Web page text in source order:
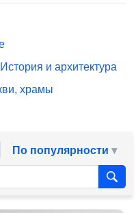
История и архитектура
храмы
По популярности